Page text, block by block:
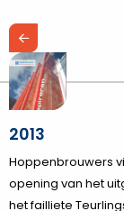
2013
Hoppenbrouwers
opening van het
het failliete